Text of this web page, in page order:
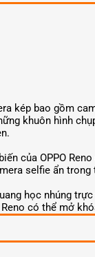
kép bao gồm
khuôn hình
của OPPO
selfie ẩn
học nhúng
có thể mở